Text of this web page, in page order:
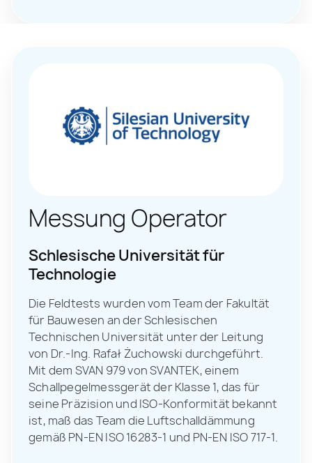
Messung Operator
Schlesische Universität für
Technologie
Die Feldtests wurden vom Team der Fakultät
für Bauwesen an der Schlesischen
Technischen Universität unter der Leitung
von Dr.-Ing. Rafał Żuchowski durchgeführt.
Mit dem SVAN 979 von SVANTEK, einem
Schallpegelmessgerät der Klasse 1, das für
seine Präzision und ISO-Konformität bekannt
ist, maß das Team die Luftschalldämmung
gemäß PN-EN ISO 16283-1 und PN-EN ISO 717-1.